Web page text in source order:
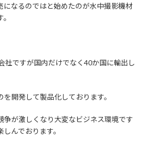
になるのではと始めたのが水中撮影機材
社ですが国内だけでなく40か国に輸出し
開発して製品化しております。
争が激しくなり大変なビジネス環境です
んでおります。